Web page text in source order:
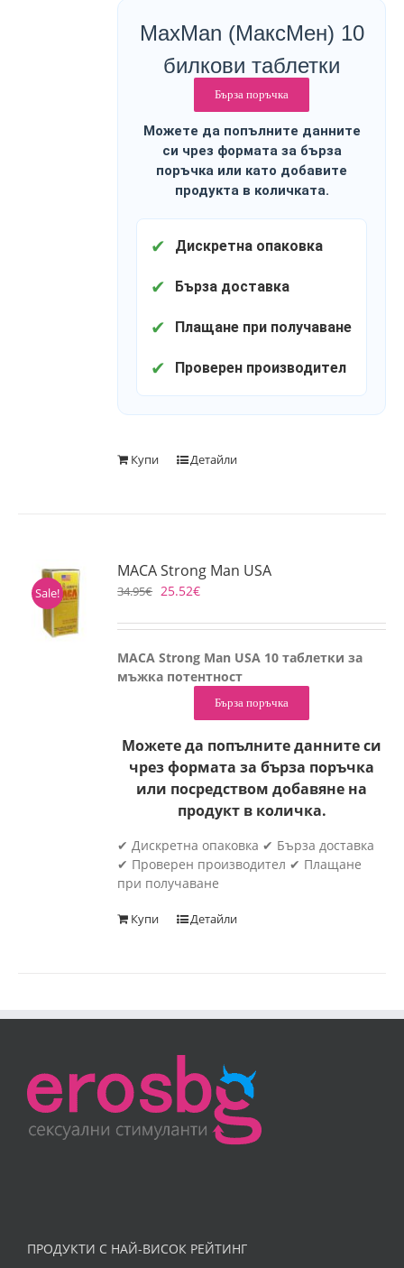
MaxMan (МаксМен) 10
билкови таблетки
Бърза поръчка
Можете да попълните данните
си чрез формата за бърза
поръчка или като добавите
продукта в количката.
✔ Дискретна опаковка
✔ Бърза доставка
✔ Плащане при получаване
✔ Проверен производител
Купи Детайли
Sale!
MACA Strong Man USA
34.95€ 25.52€
MACA Strong Man USA 10 таблетки за
мъжка потентност
Бърза поръчка
Можете да попълните данните си
чрез формата за бърза поръчка
или посредством добавяне на
продукт в количка.
✔ Дискретна опаковка ✔ Бърза доставка
✔ Проверен производител ✔ Плащане
при получаване
Купи Детайли
ПРОДУКТИ С НАЙ-ВИСОК РЕЙТИНГ